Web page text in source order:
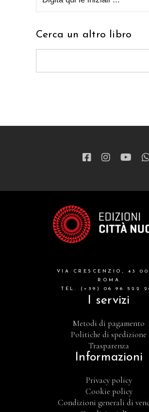
Cerca un altro libro
VIA CRESCENZIO, 43
ROMA
TEL. (+39) 06 96 522
I servizi
Metodi di pagamento
Politiche di spedizione
Trasparenza
Informazioni
Privacy policy
Cookie policy
Condizioni generali di